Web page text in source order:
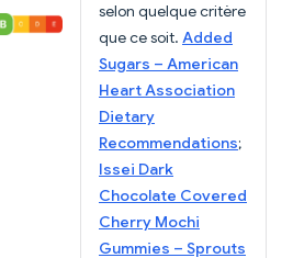
selon quelque critère
que ce soit. Added
Sugars – American
Heart Association
Dietary
Recommendations;
Issei Dark
Chocolate Covered
Cherry Mochi
Gummies – Sprouts